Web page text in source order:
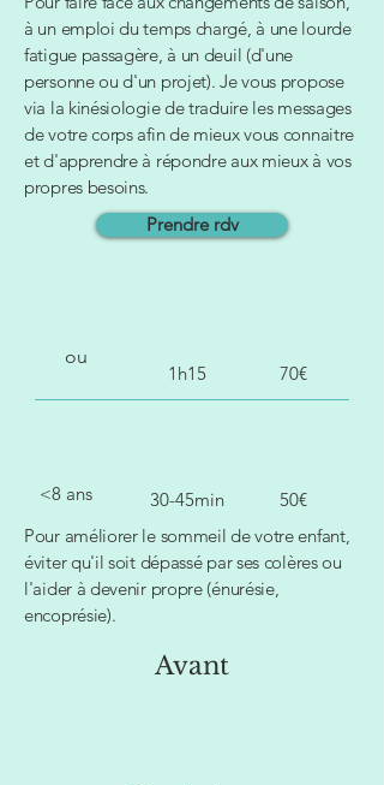
à un emploi du temps chargé, à une lourde
fatigue passagère, à un deuil (d'une
personne ou d'un projet). Je vous propose
via la kinésiologie de traduire les messages
de votre corps afin de mieux vous connaitre
et d'apprendre à répondre aux mieux à vos
propres besoins.
Prendre rdv
1h15
ou
70€
<8 ans 30-45min
50€
Pour améliorer le sommeil de votre enfant,
éviter qu'il soit dépassé par ses colères ou
l'aider à devenir propre (énurésie,
encoprésie).
Avant